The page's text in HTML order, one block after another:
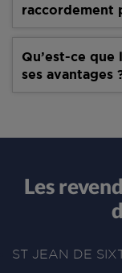
raccordement
Qu’est-ce
ses avantages
Les
ST JEAN DE